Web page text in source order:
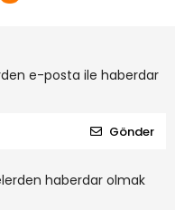
e-posta ile haberdar
Gönder
haberdar olmak